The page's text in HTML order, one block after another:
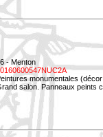
- Menton
monumentales
salon. Panneaux peints